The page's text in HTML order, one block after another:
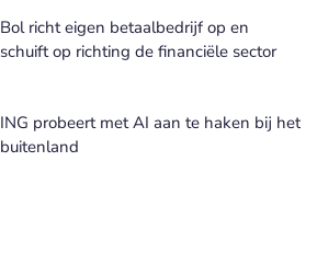
Bol richt eigen betaalbedrijf op en
schuift op richting de financiële sector
ING probeert met AI aan te haken bij het
buitenland